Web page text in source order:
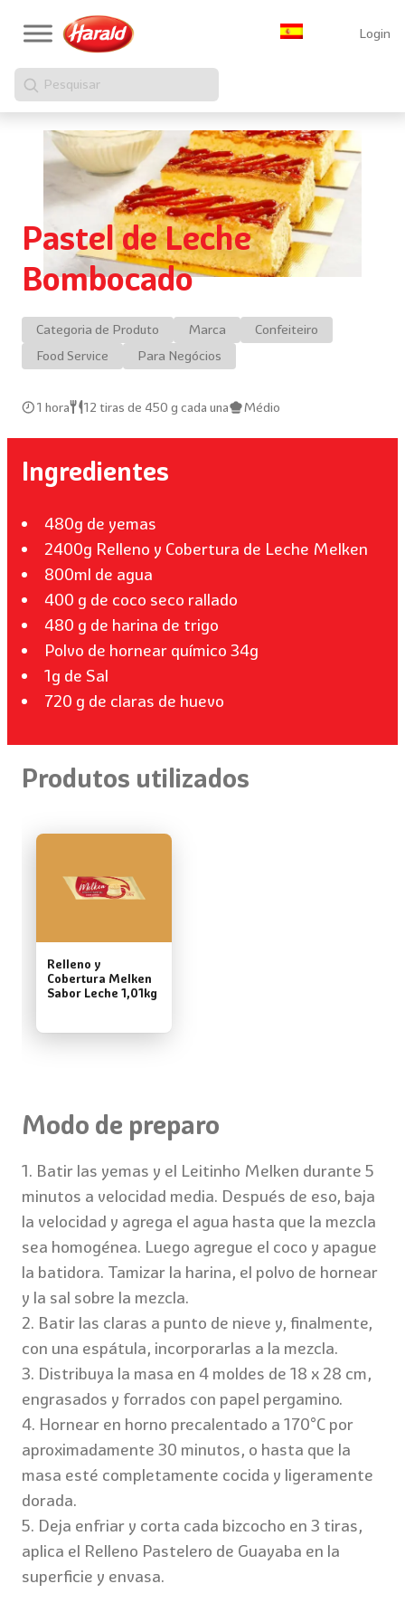
Login
Pesquisar
Pastel de Leche
Bombocado
Categoria de Produto Marca
Confeiteiro
Food Service
Para Negócios
1 hora 12 tiras de 450 g cada una Médio
Ingredientes
480g de yemas
2400g Relleno y Cobertura de Leche Melken
800ml de agua
400 g de coco seco rallado
480 g de harina de trigo
Polvo de hornear químico 34g
1g de Sal
720 g de claras de huevo
Produtos utilizados
Relleno y
Cobertura Melken
Sabor Leche 1,01kg
Modo de preparo
1. Batir las yemas y el Leitinho Melken durante 5
minutos a velocidad media. Después de eso, baja
la velocidad y agrega el agua hasta que la mezcla
sea homogénea. Luego agregue el coco y apague
la batidora. Tamizar la harina, el polvo de hornear
y la sal sobre la mezcla.
2. Batir las claras a punto de nieve y, finalmente,
con una espátula, incorporarlas a la mezcla.
3. Distribuya la masa en 4 moldes de 18 x 28 cm,
engrasados ​​y forrados con papel pergamino.
4. Hornear en horno precalentado a 170°C por
aproximadamente 30 minutos, o hasta que la
masa esté completamente cocida y ligeramente
dorada.
5. Deja enfriar y corta cada bizcocho en 3 tiras,
aplica el Relleno Pastelero de Guayaba en la
superficie y envasa.